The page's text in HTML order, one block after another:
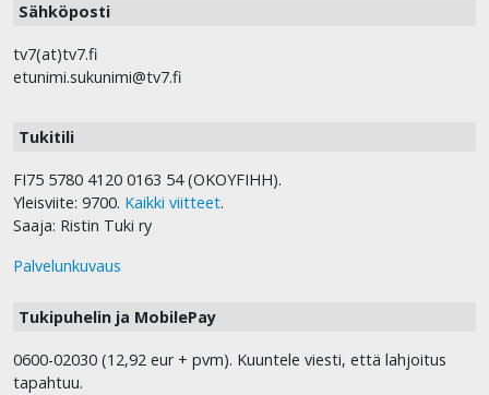
Sähköposti
tv7(at)tv7.fi
etunimi.sukunimi@tv7.fi
Tukitili
FI75 5780 4120 0163 54 (OKOYFIHH).
Yleisviite: 9700. Kaikki viitteet.
Saaja: Ristin Tuki ry
Palvelunkuvaus
Tukipuhelin ja MobilePay
0600-02030 (12,92 eur + pvm). Kuuntele viesti, että lahjoitus
tapahtuu.